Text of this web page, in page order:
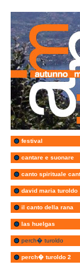
festival
cantare e suonare
canto spirituale
david maria turoldo
il canto della rana
las huelgas
perch� turoldo
perch� turoldo 2